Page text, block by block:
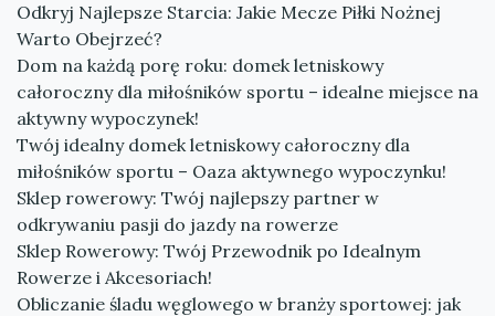
Odkryj Najlepsze Starcia: Jakie Mecze Piłki Nożnej
Warto Obejrzeć?
Dom na każdą porę roku: domek letniskowy
całoroczny dla miłośników sportu – idealne miejsce na
aktywny wypoczynek!
Twój idealny domek letniskowy całoroczny dla
miłośników sportu – Oaza aktywnego wypoczynku!
Sklep rowerowy: Twój najlepszy partner w
odkrywaniu pasji do jazdy na rowerze
Sklep Rowerowy: Twój Przewodnik po Idealnym
Rowerze i Akcesoriach!
Obliczanie śladu węglowego w branży sportowej: jak